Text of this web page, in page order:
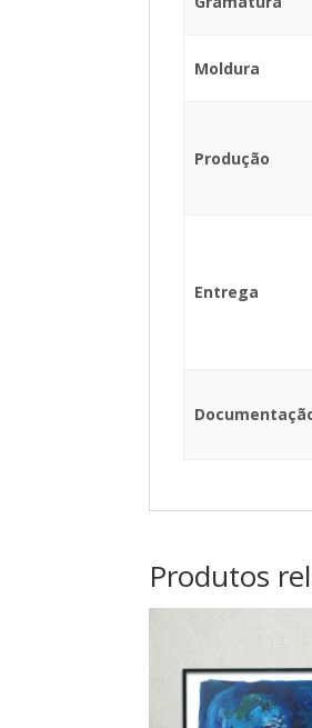
Moldura
Produção
Entrega
Produtos